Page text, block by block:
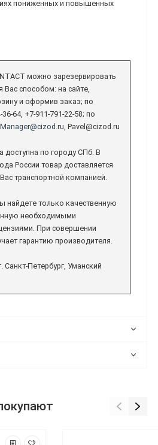
пониженных и повышенных
можно зарезервировать
способом: на сайте,
и оформив заказ; по
64, +7-911-791-22-58; по
Manager@cizod.ru, Pavel@cizod.ru
доступна по городу СПб. В
России товар доставляется
транспортной компанией.
найдете только качественную
необходимыми
При совершении
гарантию производителя.
Санкт-Петербург, Уманский